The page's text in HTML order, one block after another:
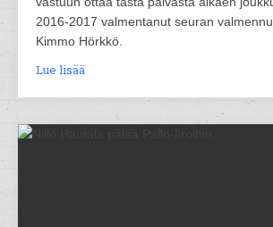
2016-2017 valmentanut seuran
Kimmo Hörkkö.
Lue lisää